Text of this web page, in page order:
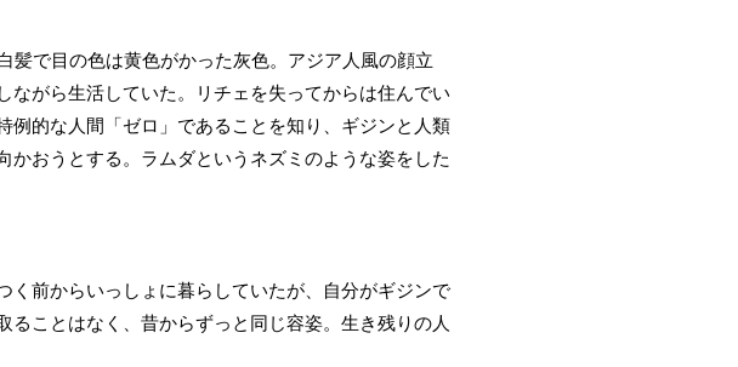
髪で目の色は黄色がかった灰色。アジア人風の顔立
がら生活していた。リチェを失ってからは住んでい
例的な人間「ゼロ」であることを知り、ギジンと人類
おうとする。ラムダというネズミのような姿をした
く前からいっしょに暮らしていたが、自分がギジンで
ことはなく、昔からずっと同じ容姿。生き残りの人